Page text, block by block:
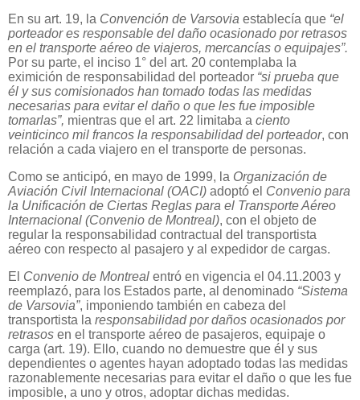
En su art. 19, la Convención de Varsovia establecía que “el
porteador es responsable del daño ocasionado por retrasos
en el transporte aéreo de viajeros, mercancías o equipajes”.
Por su parte, el inciso 1° del art. 20 contemplaba la
eximición de responsabilidad del porteador “si prueba que
él y sus comisionados han tomado todas las medidas
necesarias para evitar el daño o que les fue imposible
tomarlas”, mientras que el art. 22 limitaba a ciento
veinticinco mil francos la responsabilidad del porteador, con
relación a cada viajero en el transporte de personas.
Como se anticipó, en mayo de 1999, la Organización de
Aviación Civil Internacional (OACI) adoptó el Convenio para
la Unificación de Ciertas Reglas para el Transporte Aéreo
Internacional (Convenio de Montreal), con el objeto de
regular la responsabilidad contractual del transportista
aéreo con respecto al pasajero y al expedidor de cargas.
El Convenio de Montreal entró en vigencia el 04.11.2003 y
reemplazó, para los Estados parte, al denominado “Sistema
de Varsovia”, imponiendo también en cabeza del
transportista la responsabilidad por daños ocasionados por
retrasos en el transporte aéreo de pasajeros, equipaje o
carga (art. 19). Ello, cuando no demuestre que él y sus
dependientes o agentes hayan adoptado todas las medidas
razonablemente necesarias para evitar el daño o que les fue
imposible, a uno y otros, adoptar dichas medidas.